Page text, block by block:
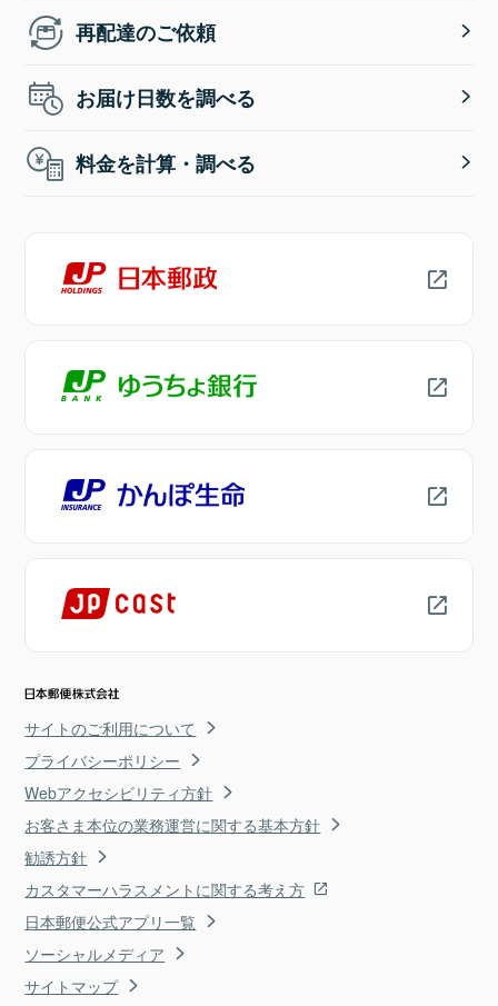
再配達のご依頼
お届け日数を調べる
料金を計算・調べる
サイトのご利用について
プライバシーポリシー
Webアクセシビリティ方針
お客さま本位の業務運営に関する基本方針
勧誘方針
カスタマーハラスメントに関する考え方
日本郵便公式アプリ一覧
ソーシャルメディア
サイトマップ